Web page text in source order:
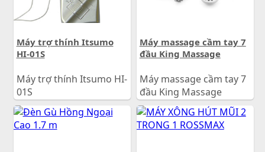
Máy trợ thính Itsumo
HI-01S
Máy trợ thính Itsumo HI-
01S
Giá:1.500.000đ
Máy massage cầm tay 7
đầu King Massage
Máy massage cầm tay 7
đầu King Massage
Giá:540.000đ